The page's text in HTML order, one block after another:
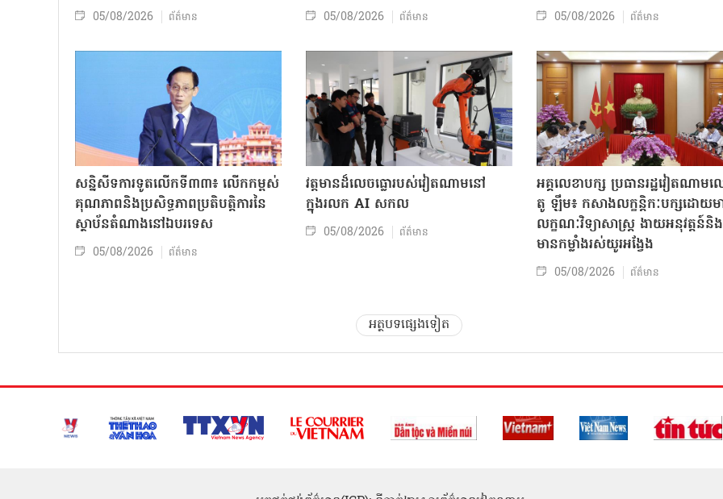
05/08/2026 ព័ត៌មាន 05/08/2026 ព័ត៌មាន 05/08/2026 ព័ត៌មាន
សន្និសីទការទូតលើកទី៣៣៖ លើក​កម្ពស់
គុណភាពនិងប្រសិទ្ធភាពប្រតិបត្តិការ​នៃ
ស្ថាប័ន​​តំណាងនៅឯ​បរទេស​
05/08/2026 ព័ត៌មាន
វត្តមានដ៏លេចធ្លោរបស់វៀតណាមនៅ
ក្នុងរលក AI សកល
05/08/2026 ព័ត៌មាន
អគ្គលេខាបក្ស ប្រធានរដ្ឋវៀតណាម
តូ ឡឹម៖ កសាងលក្ខន្តិកៈបក្សដោយម
លក្ខណៈវិទ្យាសាស្ត្រ ងាយអនុវត្តន៍និង
មានកម្លាំងរស់យូរអង្វែង
05/08/2026 ព័ត៌មាន
អត្ថបទផ្សេងទៀត